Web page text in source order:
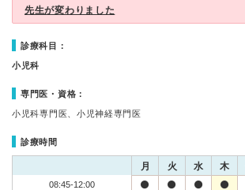
先生が変わりました
診療科目：
小児科
専門医・資格：
小児科専門医、小児神経専門医
診療時間
月 火 水 木
08:45-12:00